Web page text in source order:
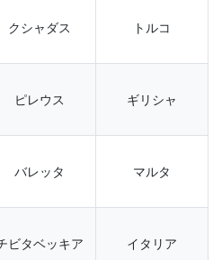
クシャダス
トルコ
ピレウス
ギリシャ
バレッタ
マルタ
ビタベッキア
イタリア